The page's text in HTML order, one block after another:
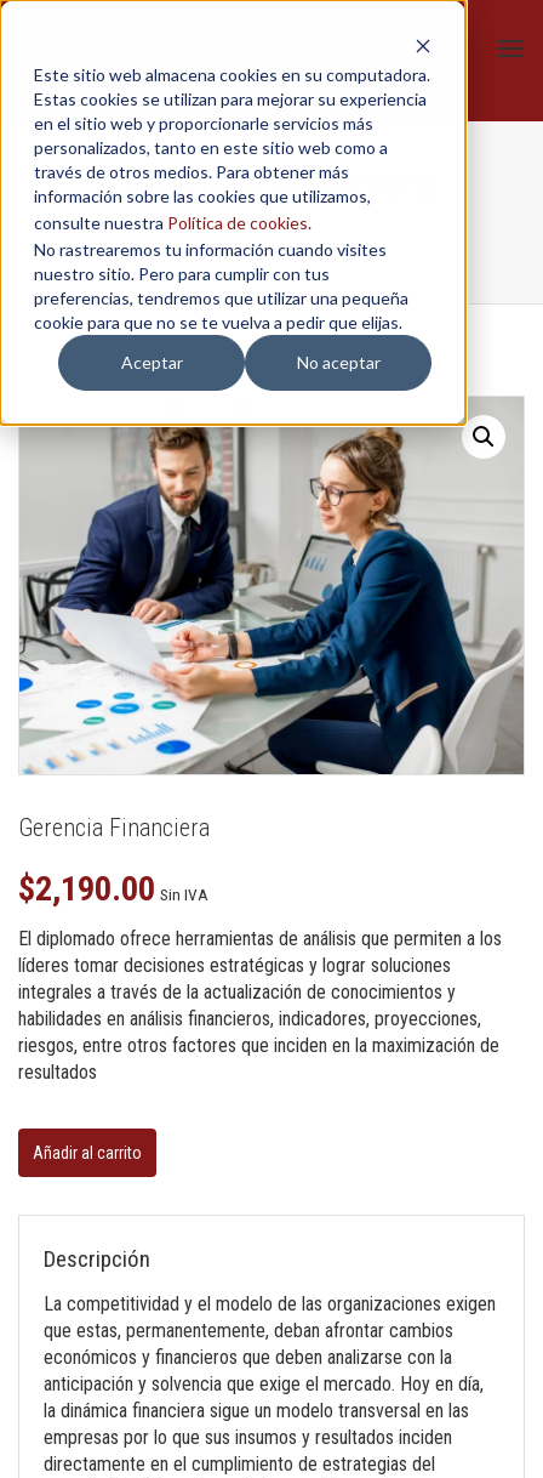
Este sitio web almacena cookies en su computadora.
Estas cookies se utilizan para mejorar su experiencia
en el sitio web y proporcionarle servicios más
personalizados, tanto en este sitio web como a
través de otros medios. Para obtener más
información sobre las cookies que utilizamos,
consulte nuestra Política de cookies.
No rastrearemos tu información cuando visites
nuestro sitio. Pero para cumplir con tus
preferencias, tendremos que utilizar una pequeña
cookie para que no se te vuelva a pedir que elijas.
Aceptar
No aceptar
Gerencia financiera
Home / Diplomados Gerencia financiera
Gerencia Financiera
$2,190.00 Sin IVA
El diplomado ofrece herramientas de análisis que permiten a los
líderes tomar decisiones estratégicas y lograr soluciones
integrales a través de la actualización de conocimientos y
habilidades en análisis financieros, indicadores, proyecciones,
riesgos, entre otros factores que inciden en la maximización de
resultados
financiera
cantidad
Añadir al carrito
Descripción
La competitividad y el modelo de las organizaciones exigen
que estas, permanentemente, deban afrontar cambios
económicos y financieros que deben analizarse con la
anticipación y solvencia que exige el mercado. Hoy en día,
la dinámica financiera sigue un modelo transversal en las
empresas por lo que sus insumos y resultados inciden
directamente en el cumplimiento de estrategias del